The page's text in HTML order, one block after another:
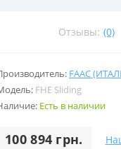
Отзывы: (0)
FAAC
FHE Sliding
Есть в наличии
100 894 грн.